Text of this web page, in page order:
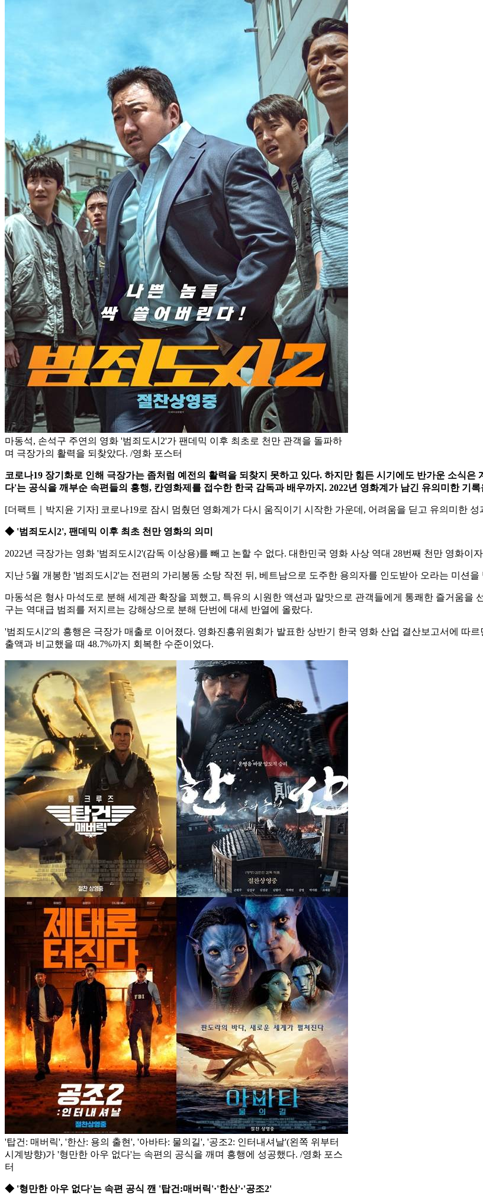
마동석, 손석구 주연의 영화 '범죄도시2'가 팬데믹 이후 최초로 천만 관객을 돌파하
며 극장가의 활력을 되찾았다. /영화 포스터
코로나19 장기화로 인해 극장가는 좀처럼 예전의 활력을 되찾지 못하고 있다. 하지만 힘든 시기에도 반가운 소식
다'는 공식을 깨부순 속편들의 흥행, 칸영화제를 접수한 한국 감독과 배우까지. 2022년 영화계가 남긴 유의미한 기
[더팩트｜박지윤 기자] 코로나19로 잠시 멈췄던 영화계가 다시 움직이기 시작한 가운데, 어려움을 딛고 유의미한
◆ '범죄도시2', 팬데믹 이후 최초 천만 영화의 의미
2022년 극장가는 영화 '범죄도시2'(감독 이상용)를 빼고 논할 수 없다. 대한민국 영화 사상 역대 28번째 천만 영화이
지난 5월 개봉한 '범죄도시2'는 전편의 가리봉동 소탕 작전 뒤, 베트남으로 도주한 용의자를 인도받아 오라는 미션
마동석은 형사 마석도로 분해 세계관 확장을 꾀했고, 특유의 시원한 액션과 말맛으로 관객들에게 통쾌한 즐거움을
구는 역대급 범죄를 저지르는 강해상으로 분해 단번에 대세 반열에 올랐다.
'범죄도시2'의 흥행은 극장가 매출로 이어졌다. 영화진흥위원회가 발표한 상반기 한국 영화 산업 결산보고서에 따
출액과 비교했을 때 48.7%까지 회복한 수준이었다.
'탑건: 매버릭', '한산: 용의 출현', '아바타: 물의길', '공조2: 인터내셔날'(왼쪽 위부터
시계방향)가 '형만한 아우 없다'는 속편의 공식을 깨며 흥행에 성공했다. /영화 포스
터
◆ '형만한 아우 없다'는 속편 공식 깬 '탑건:매버릭'·'한산'·'공조2'